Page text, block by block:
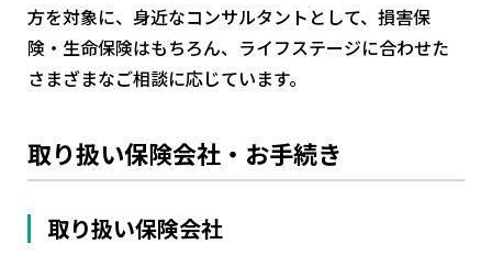
方を対象に、身近なコンサルタントとして、損害保
険・生命保険はもちろん、ライフステージに合わせた
さまざまなご相談に応じています。
取り扱い保険会社・お手続き
取り扱い保険会社